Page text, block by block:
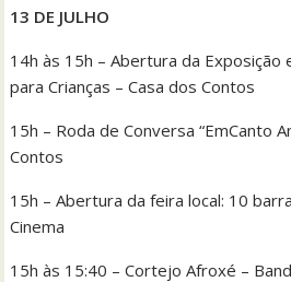
13 DE JULHO
14h às 15h – Abertura da Exposição
para Crianças – Casa dos Contos
15h – Roda de Conversa “EmCanto
Contos
15h – Abertura da feira local: 10
Cinema
15h às 15:40 – Cortejo Afroxé –